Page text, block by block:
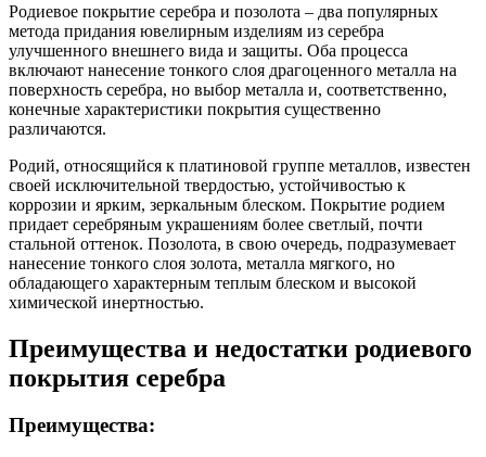
Родиевое покрытие серебра и позолота – два популярных
метода придания ювелирным изделиям из серебра
улучшенного внешнего вида и защиты. Оба процесса
включают нанесение тонкого слоя драгоценного металла на
поверхность серебра, но выбор металла и, соответственно,
конечные характеристики покрытия существенно
различаются.
Родий, относящийся к платиновой группе металлов, известен
своей исключительной твердостью, устойчивостью к
коррозии и ярким, зеркальным блеском. Покрытие родием
придает серебряным украшениям более светлый, почти
стальной оттенок. Позолота, в свою очередь, подразумевает
нанесение тонкого слоя золота, металла мягкого, но
обладающего характерным теплым блеском и высокой
химической инертностью.
Преимущества и недостатки родиевого
покрытия серебра
Преимущества: